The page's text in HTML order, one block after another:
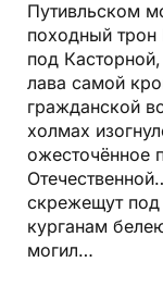
Путивльском
походный
под
лава самой
гражданской
холмах
ожесточённое
скрежещут
курганам
могил…